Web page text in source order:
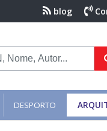
blog
DESPORTO